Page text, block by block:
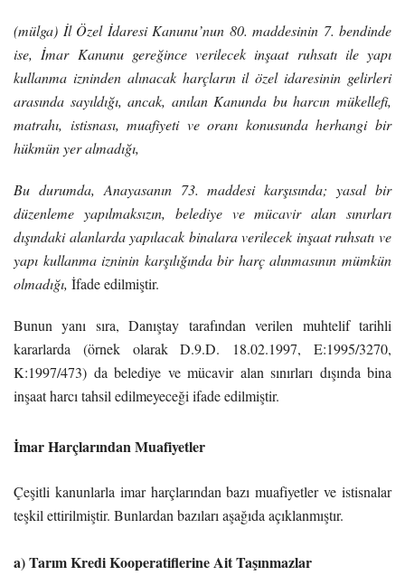
(mülga) İl Özel İdaresi Kanunu’nun 80. maddesinin 7. bendinde
ise, İmar Kanunu gereğince verilecek inşaat ruhsatı ile yapı
kullanma izninden alınacak harçların il özel idaresinin gelirleri
arasında sayıldığı, ancak, anılan Kanunda bu harcın mükellefi,
matrahı, istisnası, muafiyeti ve oranı konusunda herhangi bir
hükmün yer almadığı,
Bu durumda, Anayasanın 73. maddesi karşısında; yasal bir
düzenleme yapılmaksızın, belediye ve mücavir alan sınırları
dışındaki alanlarda yapılacak binalara verilecek inşaat ruhsatı ve
yapı kullanma izninin karşılığında bir harç alınmasının mümkün
olmadığı, İfade edilmiştir.
Bunun yanı sıra, Danıştay tarafından verilen muhtelif tarihli
kararlarda (örnek olarak D.9.D. 18.02.1997, E:1995/3270,
K:1997/473) da belediye ve mücavir alan sınırları dışında bina
inşaat harcı tahsil edilmeyeceği ifade edilmiştir.
İmar Harçlarından Muafiyetler
Çeşitli kanunlarla imar harçlarından bazı muafiyetler ve istisnalar
teşkil ettirilmiştir. Bunlardan bazıları aşağıda açıklanmıştır.
a) Tarım Kredi Kooperatiflerine Ait Taşınmazlar